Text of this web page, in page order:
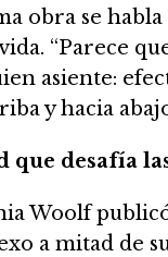
obra se
“Parece
asiente:
y hacia
que desafía
Woolf
a mitad de